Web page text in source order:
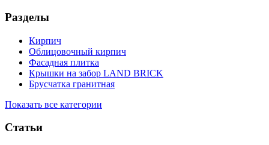
Разделы
Кирпич
Облицовочный кирпич
Фасадная плитка
Крышки на забор LAND BRICK
Брусчатка гранитная
Показать все категории
Статьи